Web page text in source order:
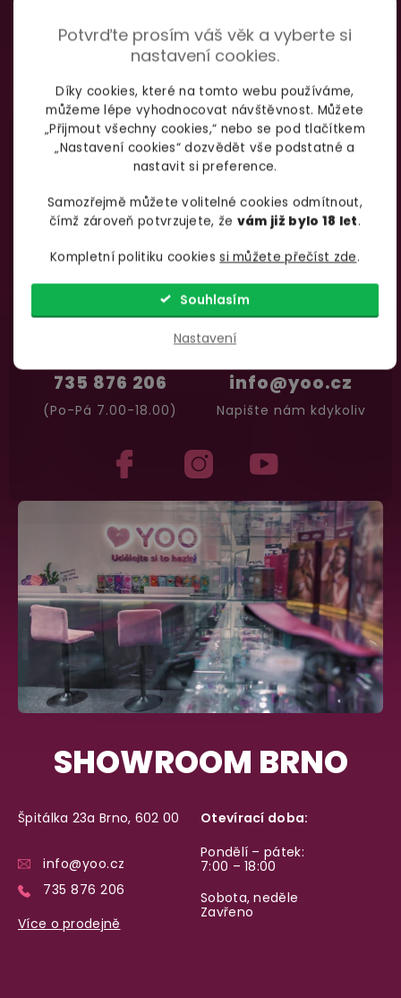
Potvrďte prosím váš věk a vyberte si
nastavení cookies.
Díky cookies, které na tomto webu používáme,
můžeme lépe vyhodnocovat návštěvnost. Můžete
„Přijmout všechny cookies,“ nebo se pod tlačítkem
„Nastavení cookies“ dozvědět vše podstatné a
nastavit si preference.
Samozřejmě můžete volitelné cookies odmítnout,
čímž zároveň potvrzujete, že vám již bylo 18 let.
Kompletní politiku cookiessi můžete přečíst zde.
Nastavení
Souhlasím
a okamžitě odesíláme.
Garance vrácení peněz
Máte30 dnína bezplatné vrácení zboží
Vložením e-mailu souhlasíte s
osobních údajů
Odebírat
info@yoo.cz
Napište nám kdykoliv
735 876 206
(Po-Pá 7.00-18.00)
Zavolejte Jolaně
SHOWROOM BRNO
Špitálka 23a Brno, 602 00
info@yoo.cz
735 876 206
Více o prodejně
Otevírací doba:
Pondělí – pátek:
7:00 – 18:00
Sobota, neděle
Zavřeno